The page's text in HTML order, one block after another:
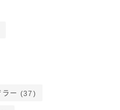
ラー (37)